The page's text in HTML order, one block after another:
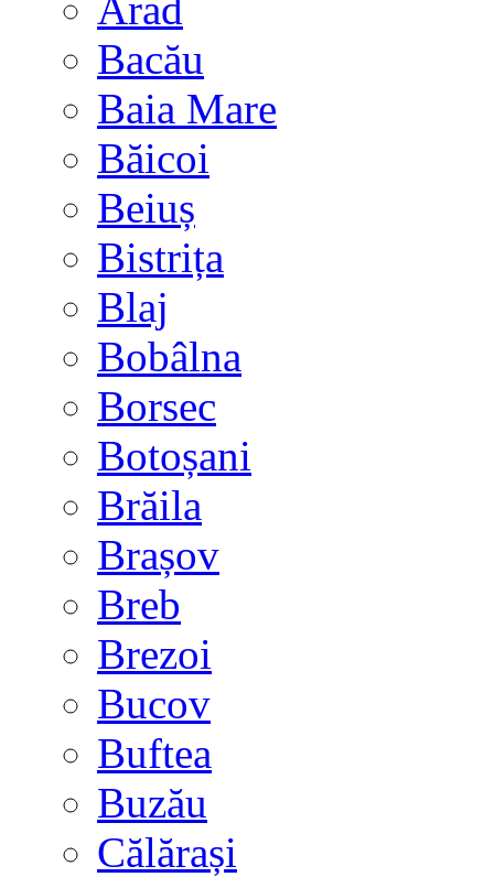
Bacău
Baia Mare
Băicoi
Beiuș
Bistrița
Blaj
Bobâlna
Borsec
Botoșani
Brăila
Brașov
Breb
Brezoi
Bucov
Buftea
Buzău
Călărași